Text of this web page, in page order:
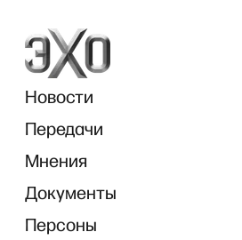
Новости
Передачи
Мнения
Документы
Персоны